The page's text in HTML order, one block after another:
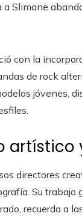
Slimane
con la
de rock
jóvenes,
artístico
directores
Su trabajo
recuerda a